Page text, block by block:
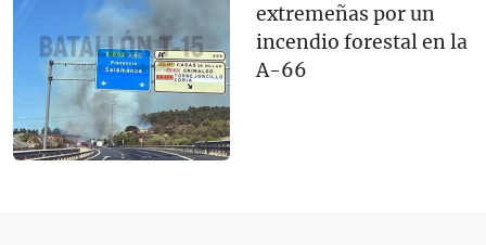
extremeñas por un
incendio forestal en la
A-66